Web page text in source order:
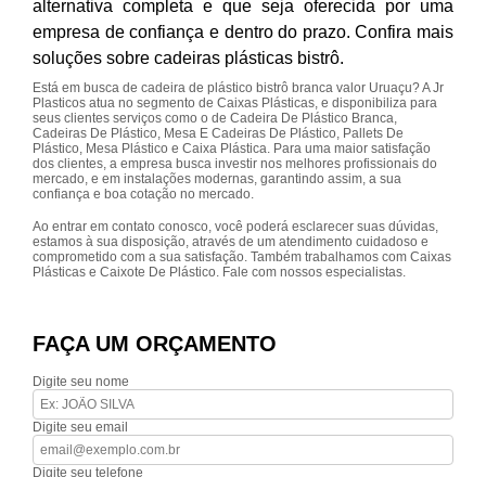
alternativa completa e que seja oferecida por uma
empresa de confiança e dentro do prazo. Confira mais
soluções sobre cadeiras plásticas bistrô.
Está em busca de cadeira de plástico bistrô branca valor Uruaçu? A Jr
Plasticos atua no segmento de Caixas Plásticas, e disponibiliza para
seus clientes serviços como o de Cadeira De Plástico Branca,
Cadeiras De Plástico, Mesa E Cadeiras De Plástico, Pallets De
Plástico, Mesa Plástico e Caixa Plástica. Para uma maior satisfação
dos clientes, a empresa busca investir nos melhores profissionais do
mercado, e em instalações modernas, garantindo assim, a sua
confiança e boa cotação no mercado.
Ao entrar em contato conosco, você poderá esclarecer suas dúvidas,
estamos à sua disposição, através de um atendimento cuidadoso e
comprometido com a sua satisfação. Também trabalhamos com Caixas
Plásticas e Caixote De Plástico. Fale com nossos especialistas.
FAÇA UM ORÇAMENTO
Digite seu nome
Digite seu email
Digite seu telefone